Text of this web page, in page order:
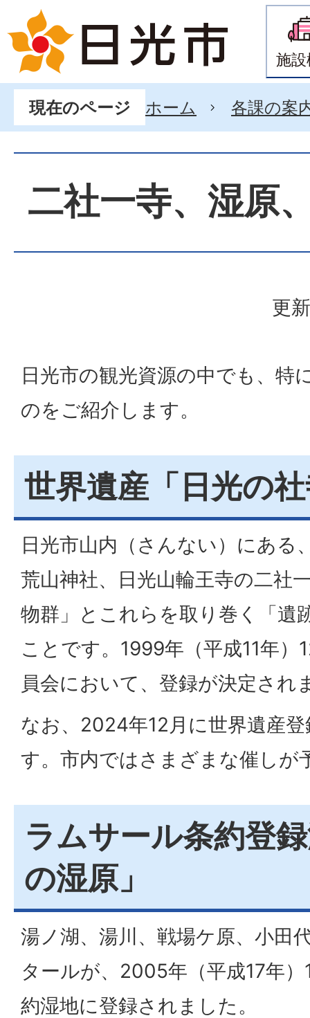
施
現在のページ ホーム 各課の案
二社一寺、湿原
更
日光市の観光資源の中でも、特
のをご紹介します。
世界遺産「日光の
日光市山内（さんない）にある
荒山神社、日光山輪王寺の二社
物群」とこれらを取り巻く「遺
ことです。1999年（平成11年）
員会において、登録が決定され
なお、2024年12月に世界遺産
す。市内ではさまざまな催しが
ラムサール条約登
の湿原」
湯ノ湖、湯川、戦場ケ原、小田
タールが、2005年（平成17年
約湿地に登録されました。